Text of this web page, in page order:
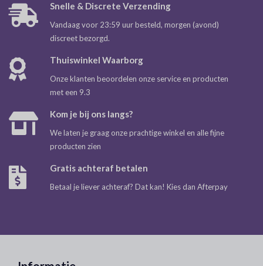
Snelle & Discrete Verzending
Vandaag voor 23:59 uur besteld, morgen (avond)
discreet bezorgd.
Thuiswinkel Waarborg
Onze klanten beoordelen onze service en producten
met een 9.3
Kom je bij ons langs?
We laten je graag onze prachtige winkel en alle fijne
producten zien
Gratis achteraf betalen
Betaal je liever achteraf? Dat kan! Kies dan Afterpay